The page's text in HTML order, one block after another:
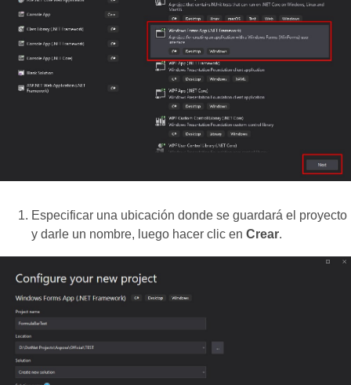
Especificar una ubicación donde se guardará el proyecto
y darle un nombre, luego hacer clic en Crear.